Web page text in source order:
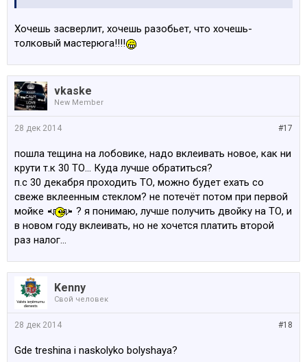
Хочешь засверлит, хочешь разобьет, что хочешь-
толковый мастерюга!!!!
vkaske
New Member
#17
28 дек 2014
пошла тещина на лобовике, надо вклеивать новое, как ни
крути т.к 30 ТО... Куда лучше обратиться?
п.с 30 декабря проходить ТО, можно будет ехать со
свеже вклеенным стеклом? не потечёт потом при первой
мойке
? я понимаю, лучше получить двойку на ТО, и
в новом году вклеивать, но не хочется платить второй
раз налог...
Kenny
Свой человек
#18
28 дек 2014
Gde treshina i naskolyko bolyshaya?